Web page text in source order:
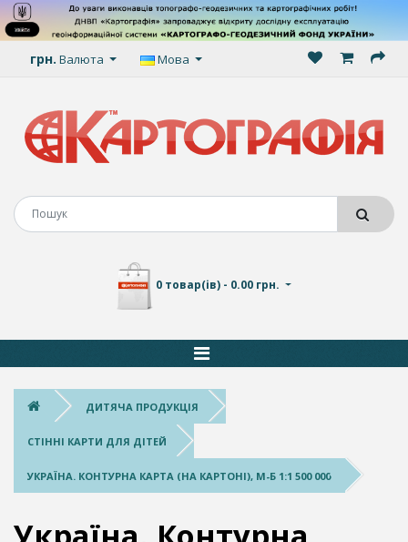
грн. Валюта Мова
0 товар(ів) - 0.00 грн.
ДИТЯЧА ПРОДУКЦІЯ
СТІННІ КАРТИ ДЛЯ ДІТЕЙ
УКРАЇНА. КОНТУРНА КАРТА (НА КАРТОНІ), М-Б 1:1 500 000